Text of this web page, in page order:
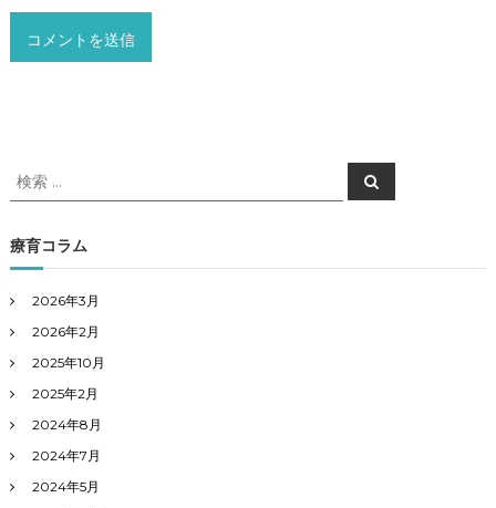
検
索
象
:
検
索
療育コラム
2026年3月
2026年2月
2025年10月
2025年2月
2024年8月
2024年7月
2024年5月